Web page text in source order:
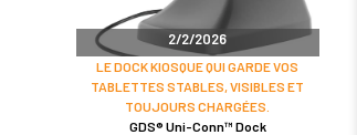
2/2/2026
LE DOCK KIOSQUE QUI GARDE VOS
TABLETTES STABLES, VISIBLES ET
TOUJOURS CHARGÉES.
GDS® Uni-Conn™ Dock